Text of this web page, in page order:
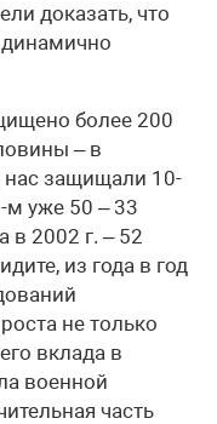
доказать, что
более 200
– в
нас защищали 10-
м уже 50 – 33
в 2002 г. – 52
из года в год
не только
вклада в
военной
часть